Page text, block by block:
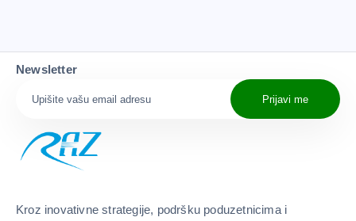
Newsletter
Prijavi me
Kroz inovativne strategije, podršku poduzetnicima i